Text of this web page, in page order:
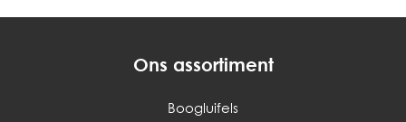
Ons assortiment
Boogluifels